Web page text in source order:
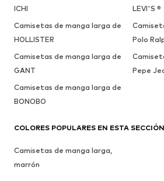
ICHI
LEVI'S ®
Camisetas de manga larga de
HOLLISTER
Polo
Camisetas de manga larga de
GANT
Pepe
Camisetas de manga larga de
BONOBO
COLORES POPULARES EN ESTA SECCIÓN
Camisetas de manga larga,
marrón